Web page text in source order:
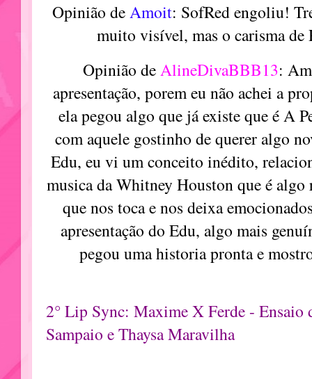
Opinião deAmoit: SofRed engoliu!
muito visível, mas o carisma de
Opinião deAlineDivaBBB13:
apresentação, porem eu não achei a
ela pegou algo que já existe que é A
com aquele gostinho de querer algo
Edu, eu vi um conceito inédito,
musica daWhitney Houston que é algo
que nos toca e nos deixa
apresentação do Edu, algo mais
pegou uma historia pronta e
2° Lip Sync: Maxime X Ferde - Ensaio
Sampaio e Thaysa Maravilha